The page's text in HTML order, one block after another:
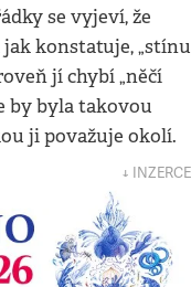
se vyjeví, že
konstatuje, „stínu
jí chybí „něčí
by byla takovou
ji považuje okolí.
↓ INZERCE